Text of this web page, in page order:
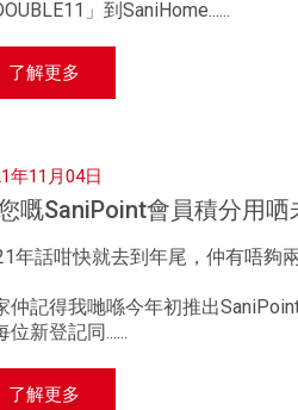
」到SaniHome......
了解更多
年11月04日
您嘅SaniPoint會員積分用哂
年話咁快就去到年尾，仲有唔夠
仲記得我哋喺今年初推出
位新登記同......
了解更多